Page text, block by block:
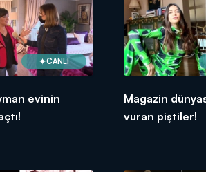
CANLI
evinin
Magazin
vuran piştiler!